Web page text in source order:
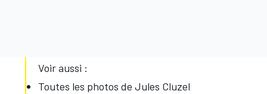
Voir aussi :
Toutes les photos de Jules Cluzel